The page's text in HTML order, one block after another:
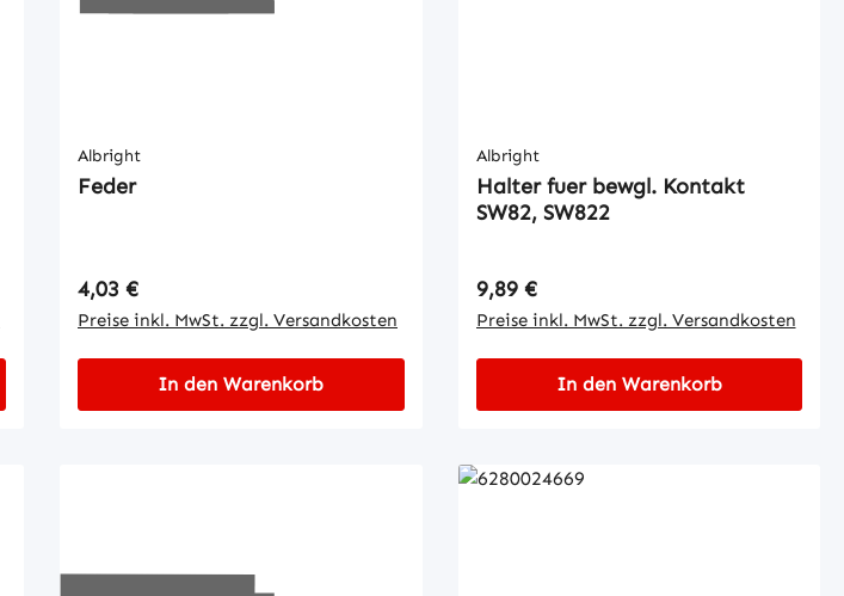
Albright
Feder
Regulärer Preis:
4,03 €
Preise inkl. MwSt. zzgl. Versandkosten
In den Warenkorb
Albright
Halter fuer bewgl. Kontakt
SW82, SW822
Regulärer Preis:
9,89 €
Preise inkl. MwSt. zzgl. Versandkosten
In den Warenkorb